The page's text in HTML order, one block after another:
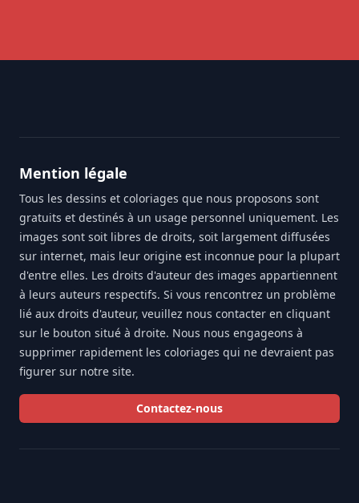
Mention légale
Tous les dessins et coloriages que nous proposons sont
gratuits et destinés à un usage personnel uniquement. Les
images sont soit libres de droits, soit largement diffusées
sur internet, mais leur origine est inconnue pour la plupart
d'entre elles. Les droits d'auteur des images appartiennent
à leurs auteurs respectifs. Si vous rencontrez un problème
lié aux droits d'auteur, veuillez nous contacter en cliquant
sur le bouton situé à droite. Nous nous engageons à
supprimer rapidement les coloriages qui ne devraient pas
figurer sur notre site.
Contactez-nous